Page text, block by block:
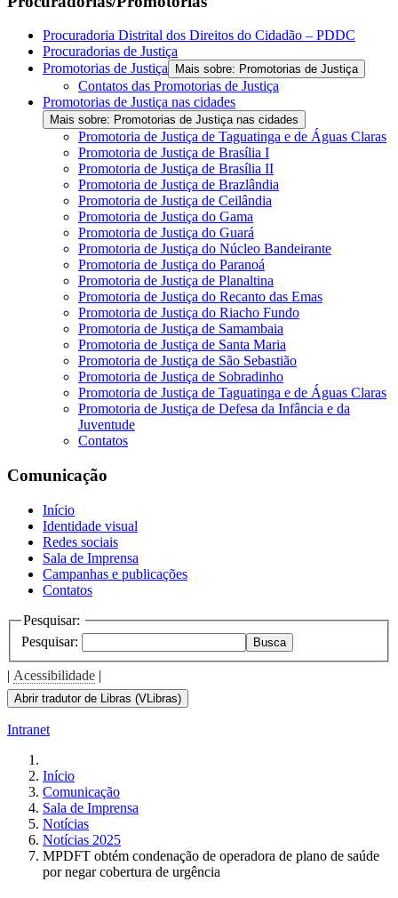
Procuradoria Distrital dos Direitos do Cidadão – PDDC
Procuradorias de Justiça
Promotorias de Justiça
Mais sobre: Promotorias de Justiça
Contatos das Promotorias de Justiça
Promotorias de Justiça nas cidades
Mais sobre: Promotorias de Justiça nas cidades
Promotoria de Justiça de Taguatinga e de Águas Claras
Promotoria de Justiça de Brasília I
Promotoria de Justiça de Brasília II
Promotoria de Justiça de Brazlândia
Promotoria de Justiça de Ceilândia
Promotoria de Justiça do Gama
Promotoria de Justiça do Guará
Promotoria de Justiça do Núcleo Bandeirante
Promotoria de Justiça do Paranoá
Promotoria de Justiça de Planaltina
Promotoria de Justiça do Recanto das Emas
Promotoria de Justiça do Riacho Fundo
Promotoria de Justiça de Samambaia
Promotoria de Justiça de Santa Maria
Promotoria de Justiça de São Sebastião
Promotoria de Justiça de Sobradinho
Promotoria de Justiça de Taguatinga e de Águas Claras
Promotoria de Justiça de Defesa da Infância e da
Juventude
Contatos
Comunicação
Início
Identidade visual
Redes sociais
Sala de Imprensa
Campanhas e publicações
Contatos
Pesquisar:
Pesquisar:
Busca
| Acessibilidade |
Abrir tradutor de Libras (VLibras)
Intranet
Início
Comunicação
Sala de Imprensa
Notícias
Notícias 2025
MPDFT obtém condenação de operadora de plano de saúde
por negar cobertura de urgência